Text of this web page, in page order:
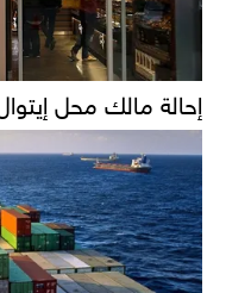
إحالة مالك محل